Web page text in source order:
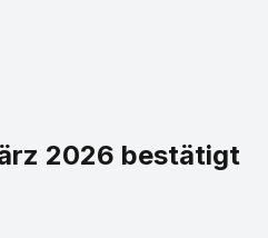
2026 bestätigt